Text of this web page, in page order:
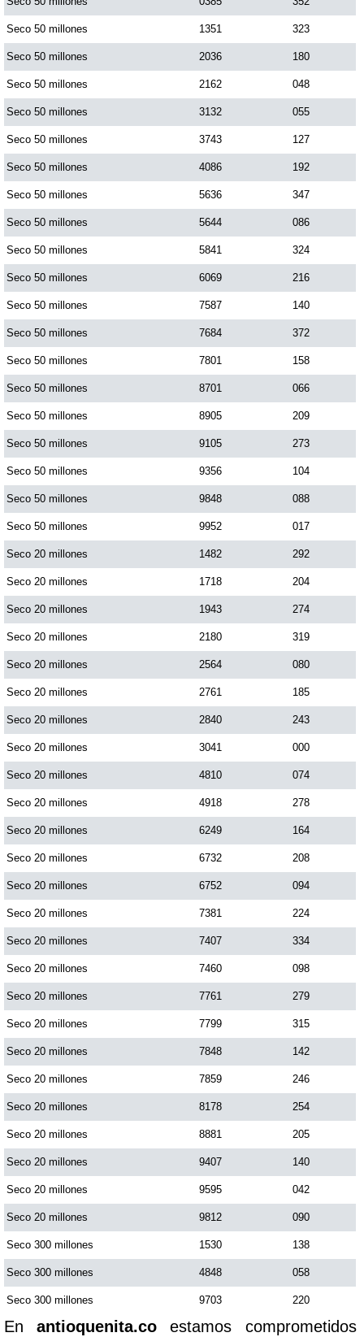
Seco 50 millones 1351 323
Seco 50 millones 2036 180
Seco 50 millones 2162 048
Seco 50 millones 3132 055
Seco 50 millones 3743 127
Seco 50 millones 4086 192
Seco 50 millones 5636 347
Seco 50 millones 5644 086
Seco 50 millones 5841 324
Seco 50 millones 6069 216
Seco 50 millones 7587 140
Seco 50 millones 7684 372
Seco 50 millones 7801 158
Seco 50 millones 8701 066
Seco 50 millones 8905 209
Seco 50 millones 9105 273
Seco 50 millones 9356 104
Seco 50 millones 9848 088
Seco 50 millones 9952 017
Seco 20 millones 1482 292
Seco 20 millones 1718 204
Seco 20 millones 1943 274
Seco 20 millones 2180 319
Seco 20 millones 2564 080
Seco 20 millones 2761 185
Seco 20 millones 2840 243
Seco 20 millones 3041 000
Seco 20 millones 4810 074
Seco 20 millones 4918 278
Seco 20 millones 6249 164
Seco 20 millones 6732 208
Seco 20 millones 6752 094
Seco 20 millones 7381 224
Seco 20 millones 7407 334
Seco 20 millones 7460 098
Seco 20 millones 7761 279
Seco 20 millones 7799 315
Seco 20 millones 7848 142
Seco 20 millones 7859 246
Seco 20 millones 8178 254
Seco 20 millones 8881 205
Seco 20 millones 9407 140
Seco 20 millones 9595 042
Seco 20 millones 9812 090
Seco 300 millones 1530 138
Seco 300 millones 4848 058
Seco 300 millones 9703 220
Enantioquenita.co estamos comprometidos